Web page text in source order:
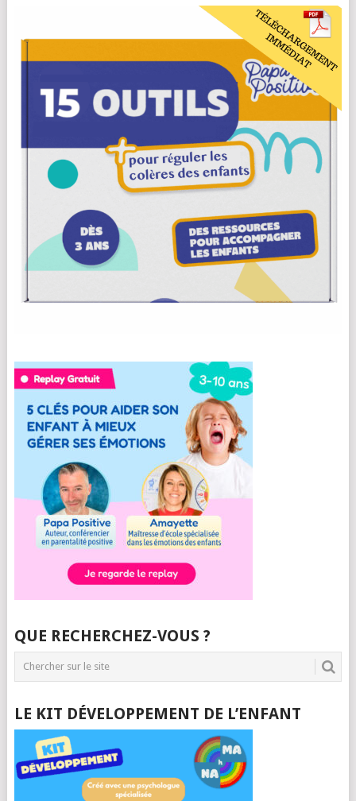
QUE RECHERCHEZ-VOUS ?
LE KIT DÉVELOPPEMENT DE L’ENFANT